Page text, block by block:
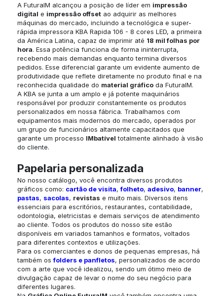
A FuturaIM alcançou a posição de líder em impressão
digital e impressão offset ao adquirir as melhores
máquinas do mercado, incluindo a tecnológica e super-
rápida impressora KBA Rapida 106 - 8 cores LED, a primeira
da América Latina, capaz de imprimir até 18 mil folhas por
hora. Essa potência funciona de forma ininterrupta,
recebendo mais demandas enquanto termina diversos
pedidos. Esse diferencial garante um evidente aumento de
produtividade que reflete diretamente no produto final e na
reconhecida qualidade do material gráfico da FuturaIM.
A KBA se junta a um amplo e já potente maquinários
responsável por produzir constantemente os produtos
personalizados em nossa fábrica. Trabalhamos com
equipamentos mais modernos do mercado, operados por
um grupo de funcionários altamente capacitados que
garante um processo IMbatível totalmente alinhado à visão
do cliente.
Papelaria personalizada
No nosso catálogo, você encontra diversos produtos
gráficos como: cartão de visita,folheto, adesivo, banner,
pastas, sacolas, revistas e muito mais. Diversos itens
essenciais para escritórios, restaurantes, contabilidade,
odontologia, eletricistas e demais serviços de atendimento
ao cliente. Todos os produtos do nosso site estão
disponíveis em variados tamanhos e formatos, voltados
para diferentes contextos e utilizações.
Para os comerciantes e donos de pequenas empresas, há
também osfolders e panfletos, personalizados de acordo
com a arte que você idealizou, sendo um ótimo meio de
divulgação capaz de levar o nome do seu negócio para
diferentes lugares.